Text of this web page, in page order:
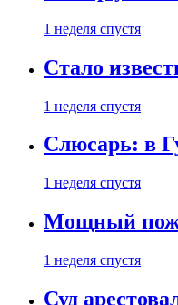
1 неделя спустя
Стало
1 неделя спустя
Слюсарь: в
1 неделя спустя
Мощный
1 неделя спустя
Суд